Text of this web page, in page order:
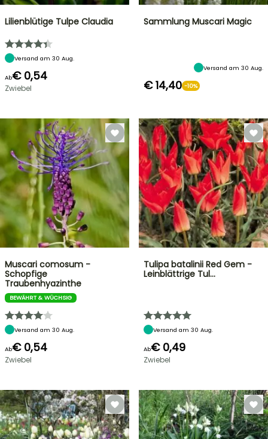
Lilienblütige Tulpe Claudia
Versand am 30 Aug.
Ab€ 0,54
Zwiebel
Sammlung Muscari Magic
Versand am 30 Aug.
€ 14,40 -10%
Muscari comosum -
Schopfige
Traubenhyazinthe
BEWÄHRT & WÜCHSIG
Versand am 30 Aug.
Ab€ 0,54
Zwiebel
Tulipa batalinii Red Gem -
Leinblättrige Tul…
Versand am 30 Aug.
Ab€ 0,49
Zwiebel